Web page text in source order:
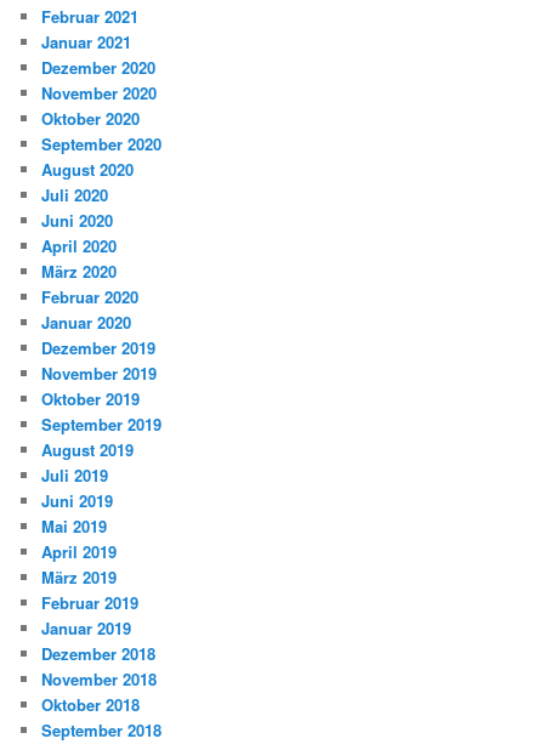
Februar 2021
Januar 2021
Dezember 2020
November 2020
Oktober 2020
September 2020
August 2020
Juli 2020
Juni 2020
April 2020
März 2020
Februar 2020
Januar 2020
Dezember 2019
November 2019
Oktober 2019
September 2019
August 2019
Juli 2019
Juni 2019
Mai 2019
April 2019
März 2019
Februar 2019
Januar 2019
Dezember 2018
November 2018
Oktober 2018
September 2018